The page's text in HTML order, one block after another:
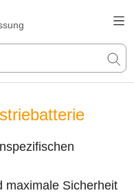
maximale Sicherheit